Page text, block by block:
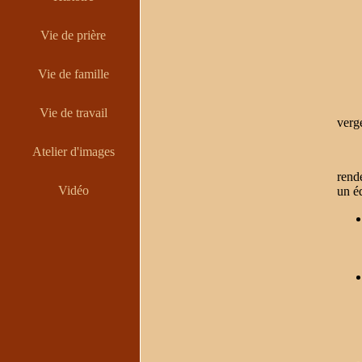
Vie de prière
Vie de famille
Vie de travail
Atelier d'images
Vidéo
un